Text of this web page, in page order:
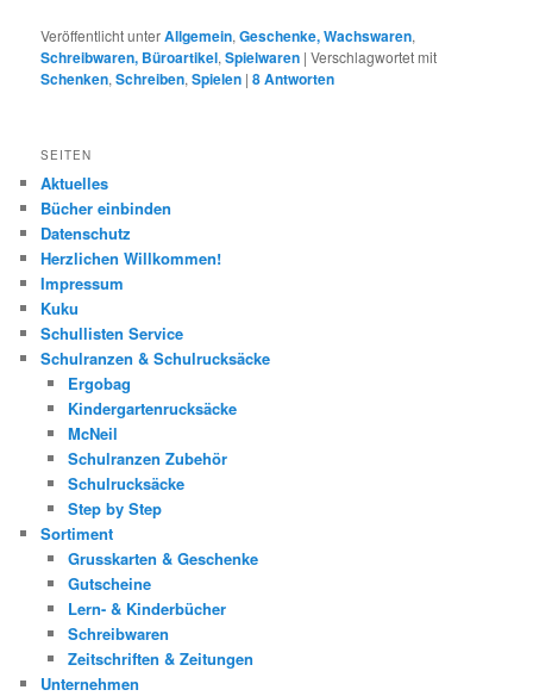
Veröffentlicht unterAllgemein,Geschenke, Wachswaren,
Schreibwaren, Büroartikel,Spielwaren |Verschlagwortet mit
Schenken,Schreiben,Spielen |8Antworten
SEITEN
Aktuelles
Bücher einbinden
Datenschutz
Herzlichen Willkommen!
Impressum
Kuku
Schullisten Service
Schulranzen & Schulrucksäcke
Ergobag
Kindergartenrucksäcke
McNeil
Schulranzen Zubehör
Schulrucksäcke
Step by Step
Sortiment
Grusskarten & Geschenke
Gutscheine
Lern- & Kinderbücher
Schreibwaren
Zeitschriften & Zeitungen
Unternehmen